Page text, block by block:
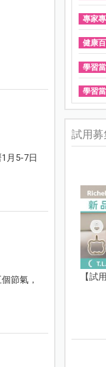
月5-7日
節氣，
專家
健康
學習
學習
試用募
【試